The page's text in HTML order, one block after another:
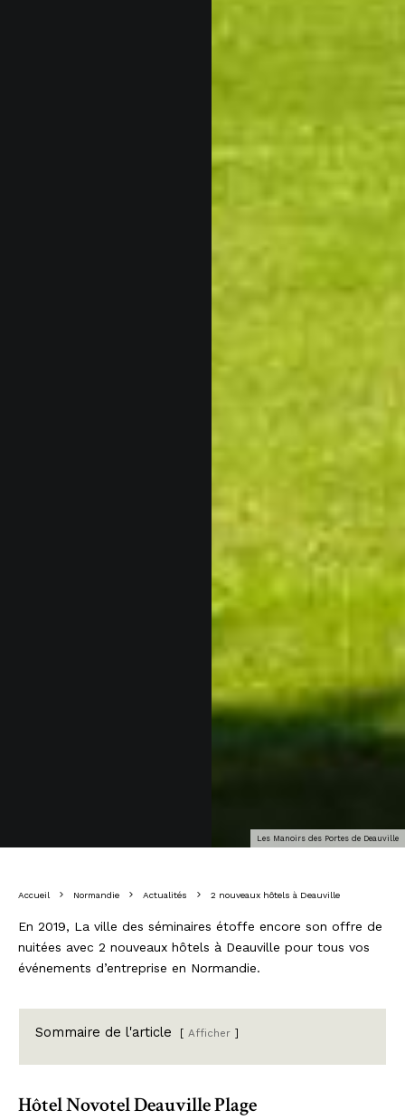
Les Manoirs des Portes de Deauville
Accueil Normandie Actualités 2 nouveaux hôtels à Deauville
En 2019, La ville des séminaires étoffe encore son offre de
nuitées avec 2 nouveaux hôtels à Deauville pour tous vos
événements d’entreprise en Normandie.
Sommaire de l'article Afficher
Hôtel Novotel Deauville Plage